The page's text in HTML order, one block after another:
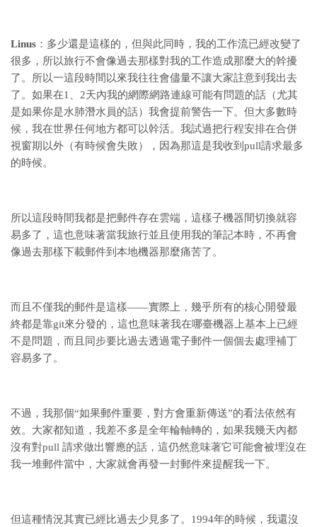
Linus ：多少還是這樣的，但與此同時，我的工作流已經改變了
很多，所以旅行不會像過去那樣對我的工作造成那麼大的幹擾
了。所以一這段時間以來我往往會儘量不讓大家註意到我出去
了。如果在1、2天內我的網際網路連線可能有問題的話（尤其
是如果你是水肺潛水員的話）我會提前警告一下。但大多數時
候，我在世界任何地方都可以幹活。我試過把行程安排在合併
視窗期以外（有時候會失敗），因為那這是我收到pull請求最多
的時候。
所以這段時間我都是把郵件存在雲端，這樣子機器間切換就容
易多了，這也意味著當我旅行並且使用我的筆記本時，不再會
像過去那樣下載郵件到本地機器那麼痛苦了。
而且不僅我的郵件是這樣——實際上，幾乎所有的核心開發最
終都是靠git來分發的，這也意味著我在哪臺機器上基本上已經
不是問題，而且同步要比過去透過電子郵件一個個去處理補丁
容易多了。
不過，我那個“如果郵件重要，對方會重新傳送”的看法依然有
效。大家都知道，我差不多是全年輪軸轉的，如果我幾天內都
沒有對pull 請求做出響應的話，這仍然意味著它可能會被埋沒在
我一堆郵件當中，大家就會再發一封郵件來提醒我一下。
但這種情況其實已經比過去少見多了。1994年的時候，我還沒